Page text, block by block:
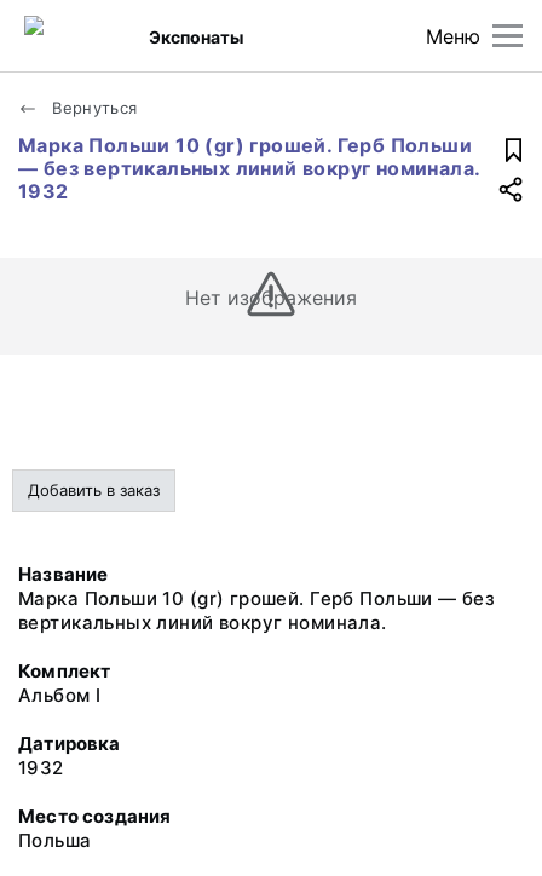
Меню
Экспонаты
Вернуться
Марка Польши 10 (gr) грошей. Герб Польши
— без вертикальных линий вокруг номинала.
1932
Нет изображения
Добавить в заказ
Название
Марка Польши 10 (gr) грошей. Герб Польши — без
вертикальных линий вокруг номинала.
Комплект
Альбом I
Датировка
1932
Место создания
Польша